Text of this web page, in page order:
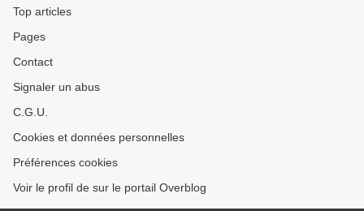
Top articles
Pages
Contact
Signaler un abus
C.G.U.
Cookies et données personnelles
Préférences cookies
Voir le profil de sur le portail Overblog